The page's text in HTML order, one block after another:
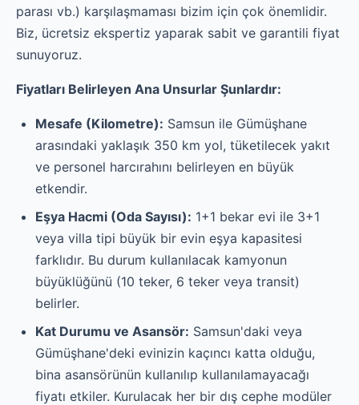
parası vb.) karşılaşmaması bizim için çok önemlidir.
Biz, ücretsiz ekspertiz yaparak sabit ve garantili fiyat
sunuyoruz.
Fiyatları Belirleyen Ana Unsurlar Şunlardır:
Mesafe (Kilometre): Samsun ile Gümüşhane
arasındaki yaklaşık 350 km yol, tüketilecek yakıt
ve personel harcırahını belirleyen en büyük
etkendir.
Eşya Hacmi (Oda Sayısı): 1+1 bekar evi ile 3+1
veya villa tipi büyük bir evin eşya kapasitesi
farklıdır. Bu durum kullanılacak kamyonun
büyüklüğünü (10 teker, 6 teker veya transit)
belirler.
Kat Durumu ve Asansör: Samsun'daki veya
Gümüşhane'deki evinizin kaçıncı katta olduğu,
bina asansörünün kullanılıp kullanılamayacağı
fiyatı etkiler. Kurulacak her bir dış cephe modüler